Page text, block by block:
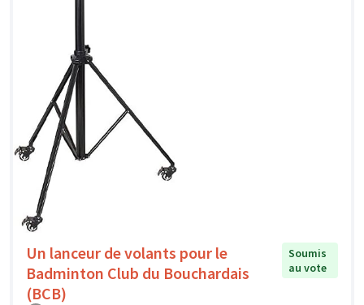
Un lanceur de volants pour le
Badminton Club du Bouchardais
(BCB)
Soumis
au vote